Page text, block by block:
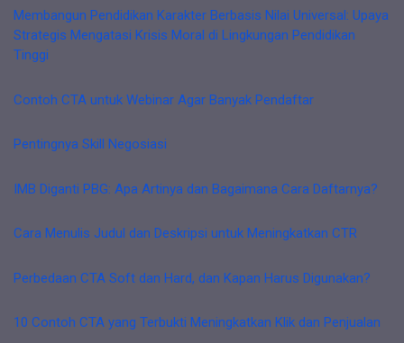
Membangun Pendidikan Karakter Berbasis Nilai Universal: Upaya
Strategis Mengatasi Krisis Moral di Lingkungan Pendidikan
Tinggi
Contoh CTA untuk Webinar Agar Banyak Pendaftar
Pentingnya Skill Negosiasi
IMB Diganti PBG: Apa Artinya dan Bagaimana Cara Daftarnya?
Cara Menulis Judul dan Deskripsi untuk Meningkatkan CTR
Perbedaan CTA Soft dan Hard, dan Kapan Harus Digunakan?
10 Contoh CTA yang Terbukti Meningkatkan Klik dan Penjualan